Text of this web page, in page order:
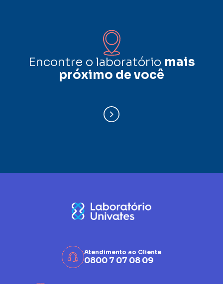
Encontre o laboratório mais
próximo de você
Atendimento ao Cliente
0800 7 07 08 09